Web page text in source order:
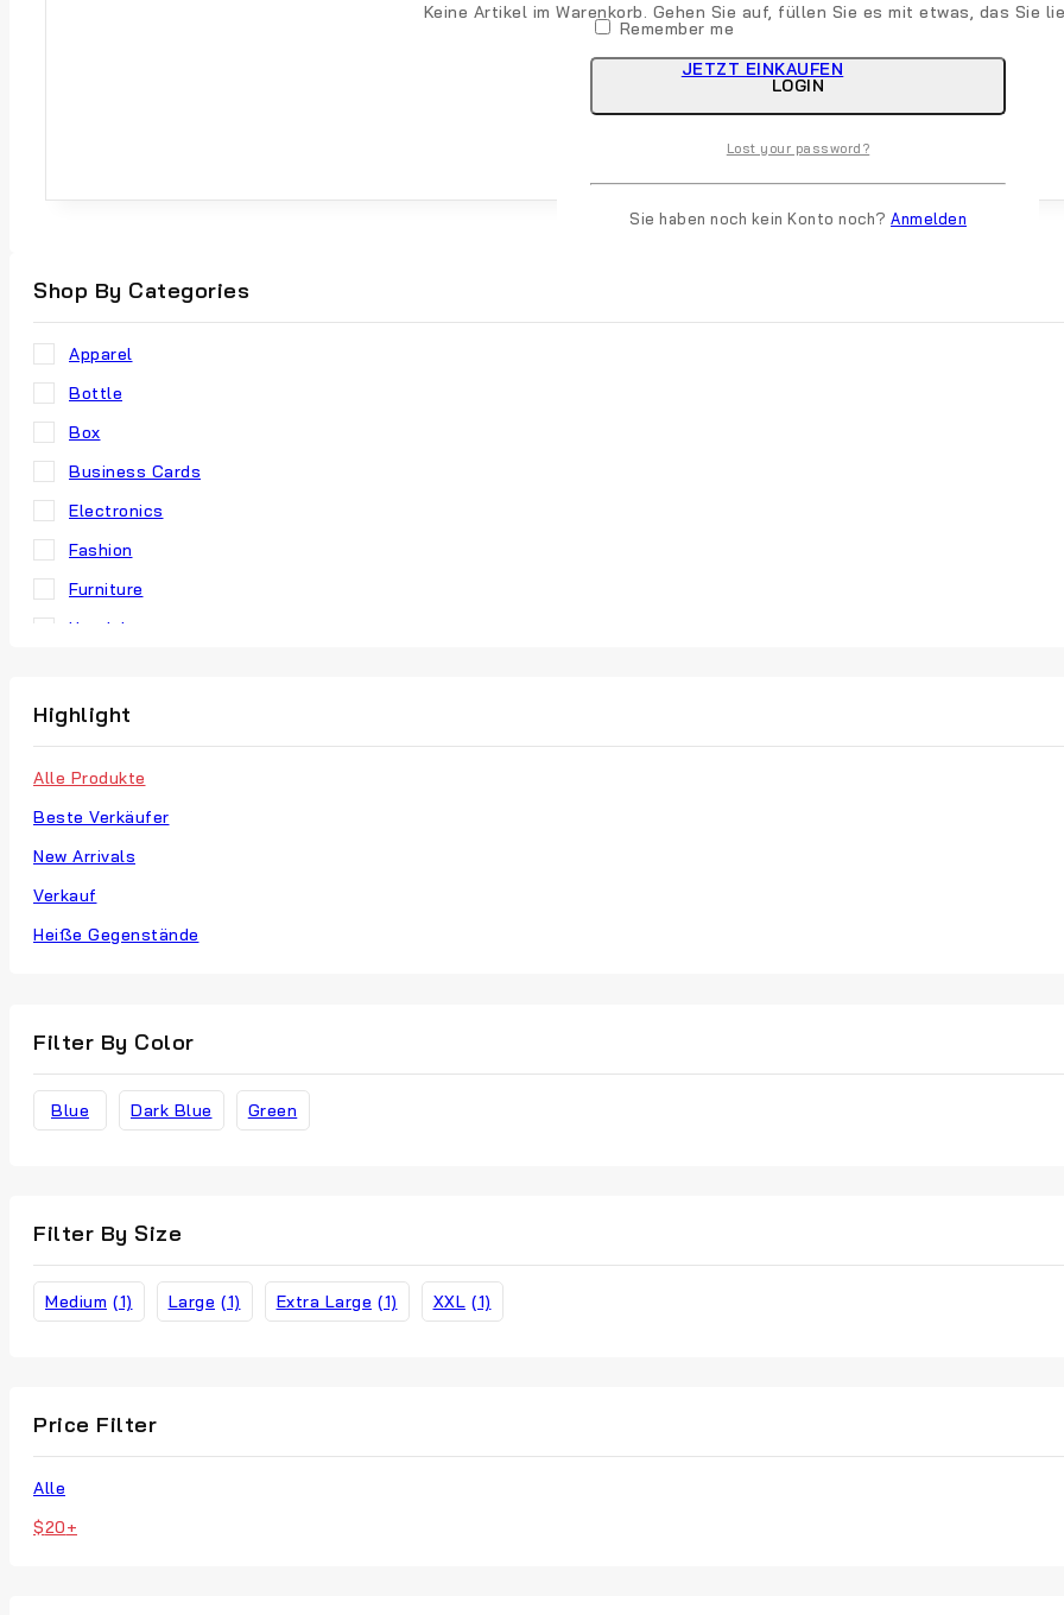
Shop By Categories
Apparel
Bottle
Box
Business Cards
Electronics
Fashion
Furniture
Headphones
Jewellery
Men’s Clothes
Our Store
Retro Fashion
T-Shirts
Vinyl
Watches
Highlight
Alle Produkte
Beste Verkäufer
New Arrivals
Verkauf
Heiße Gegenstände
Filter By Color
Blue Dark Blue Green
Filter By Size
Medium (1) Large (1) Extra Large (1) XXL (1)
Price Filter
Alle
$20+
Remember me
LOGIN
Lost your password?
Sie haben noch kein Konto noch? Anmelden
Keine Artikel im Warenkorb. Gehen Sie auf, füllen Sie es mit etwas, das Sie
JETZT EINKAUFEN